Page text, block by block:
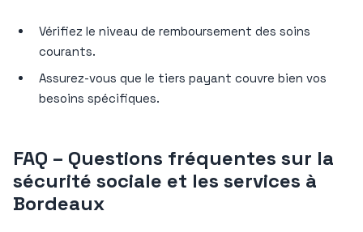
Vérifiez le niveau de remboursement des soins
courants.
Assurez-vous que le tiers payant couvre bien vos
besoins spécifiques.
FAQ – Questions fréquentes sur la
sécurité sociale et les services à
Bordeaux